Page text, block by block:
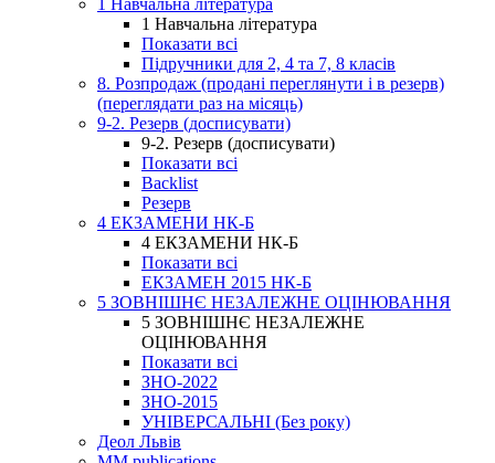
1 Навчальна література
1 Навчальна література
Показати всі
Підручники для 2, 4 та 7, 8 класів
8. Розпродаж (продані переглянути і в резерв)
(переглядати раз на місяць)
9-2. Резерв (досписувати)
9-2. Резерв (досписувати)
Показати всі
Backlist
Резерв
4 ЕКЗАМЕНИ НК-Б
4 ЕКЗАМЕНИ НК-Б
Показати всі
ЕКЗАМЕН 2015 НК-Б
5 ЗОВНІШНЄ НЕЗАЛЕЖНЕ ОЦІНЮВАННЯ
5 ЗОВНІШНЄ НЕЗАЛЕЖНЕ
ОЦІНЮВАННЯ
Показати всі
ЗНО-2022
ЗНО-2015
УНІВЕРСАЛЬНІ (Без року)
Деол Львів